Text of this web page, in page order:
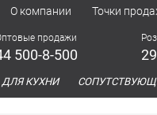
О компании Точки
продажи
500-8-500
ДЛЯ КУХНИ